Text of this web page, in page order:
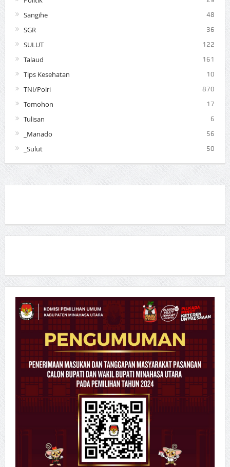
Sangihe 48
SGR 36
SULUT 122
Talaud 161
Tips Kesehatan 10
TNI/Polri 870
Tomohon 17
Tulisan 6
_Manado 56
_Sulut 50